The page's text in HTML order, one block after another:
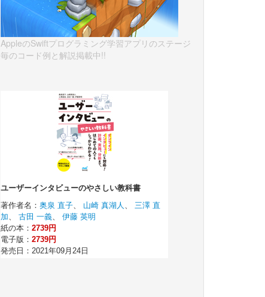
AppleのSwiftプログラミング学習アプリのステージ
毎のコード例と解説掲載中!!